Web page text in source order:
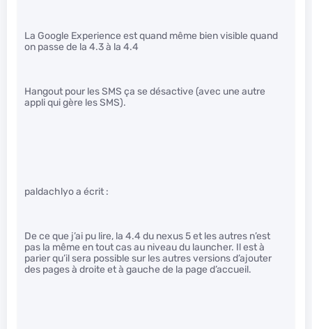
La Google Experience est quand même bien visible quand
on passe de la 4.3 à la 4.4
Hangout pour les SMS ça se désactive (avec une autre
appli qui gère les SMS).
paldachlyo a écrit :
De ce que j’ai pu lire, la 4.4 du nexus 5 et les autres n’est
pas la même en tout cas au niveau du launcher. Il est à
parier qu’il sera possible sur les autres versions d’ajouter
des pages à droite et à gauche de la page d’accueil.